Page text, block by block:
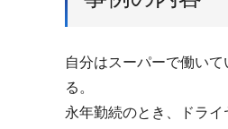
自分はスーパーで働い
る。
永年勤続のとき、ドライ